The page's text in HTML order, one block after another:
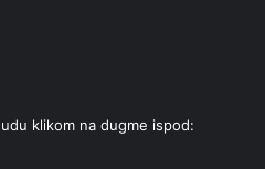
klikom na dugme ispod: